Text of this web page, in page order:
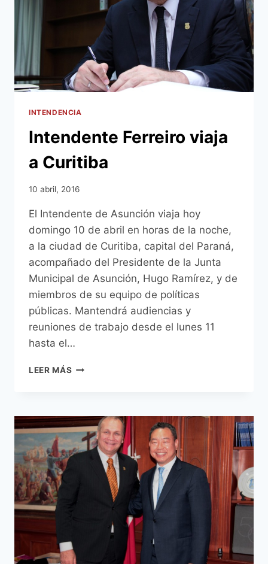
INTENDENCIA
Intendente Ferreiro viaja
a Curitiba
10 abril, 2016
El Intendente de Asunción viaja hoy
domingo 10 de abril en horas de la noche,
a la ciudad de Curitiba, capital del Paraná,
acompañado del Presidente de la Junta
Municipal de Asunción, Hugo Ramírez, y de
miembros de su equipo de políticas
públicas. Mantendrá audiencias y
reuniones de trabajo desde el lunes 11
hasta el…
LEER MÁS INTENDENTE
CURITIBA